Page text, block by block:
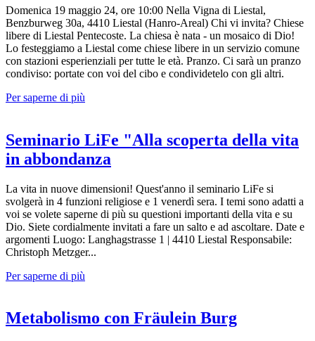
Domenica 19 maggio 24, ore 10:00 Nella Vigna di Liestal,
Benzburweg 30a, 4410 Liestal (Hanro-Areal) Chi vi invita? Chiese
libere di Liestal Pentecoste. La chiesa è nata - un mosaico di Dio!
Lo festeggiamo a Liestal come chiese libere in un servizio comune
con stazioni esperienziali per tutte le età. Pranzo. Ci sarà un pranzo
condiviso: portate con voi del cibo e condividetelo con gli altri.
Per saperne di più
Seminario LiFe "Alla scoperta della vita
in abbondanza
La vita in nuove dimensioni! Quest'anno il seminario LiFe si
svolgerà in 4 funzioni religiose e 1 venerdì sera. I temi sono adatti a
voi se volete saperne di più su questioni importanti della vita e su
Dio. Siete cordialmente invitati a fare un salto e ad ascoltare. Date e
argomenti Luogo: Langhagstrasse 1 | 4410 Liestal Responsabile:
Christoph Metzger...
Per saperne di più
Metabolismo con Fräulein Burg